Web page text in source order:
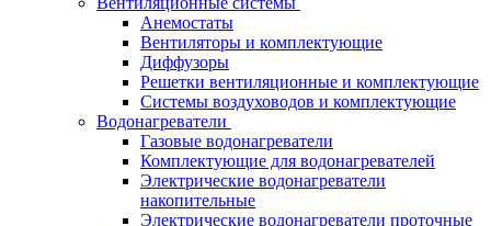
Анемостаты
Вентиляторы и комплектующие
Диффузоры
Решетки вентиляционные и комплектующие
Системы воздуховодов и комплектующие
Водонагреватели
Газовые водонагреватели
Комплектующие для водонагревателей
Электрические водонагреватели
накопительные
Электрические водонагреватели проточные